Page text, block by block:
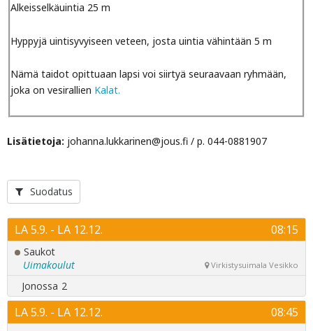
Alkeisselkäuintia 25 m
Hyppyjä uintisyvyiseen veteen, josta uintia vähintään 5 m
Nämä taidot opittuaan lapsi voi siirtyä seuraavaan ryhmään,
joka on vesirallien Kalat.
Lisätietoja: johanna.lukkarinen@jous.fi / p. 044-0881907